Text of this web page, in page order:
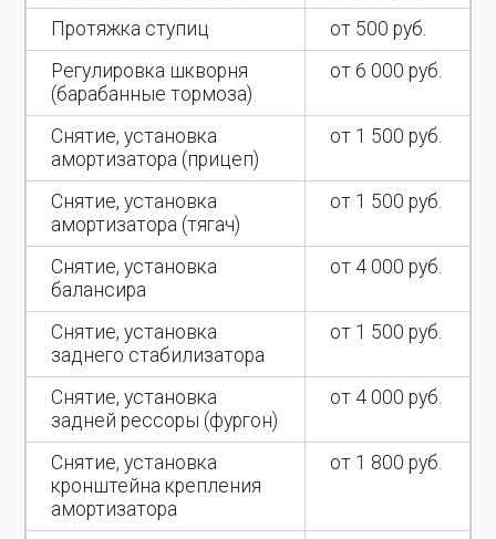
Протяжка ступиц
от 500 руб.
Регулировка шкворня
(барабанные тормоза)
от 6 000 руб.
Снятие, установка
амортизатора (прицеп)
от 1 500 руб.
Снятие, установка
амортизатора (тягач)
от 1 500 руб.
Снятие, установка
балансира
от 4 000 руб.
Снятие, установка
заднего стабилизатора
от 1 500 руб.
Снятие, установка
задней рессоры (фургон)
от 4 000 руб.
Снятие, установка
кронштейна крепления
амортизатора
от 1 800 руб.